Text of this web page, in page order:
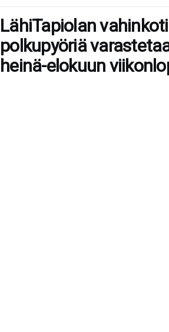
LähiTapiolan
polkupyöriä
heinä-elokuun